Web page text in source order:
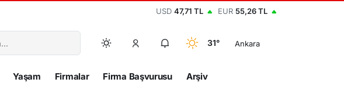
USD 47,71 TL EUR 55,26 TL
31° Ankara
Yaşam Firmalar Firma Başvurusu Arşiv